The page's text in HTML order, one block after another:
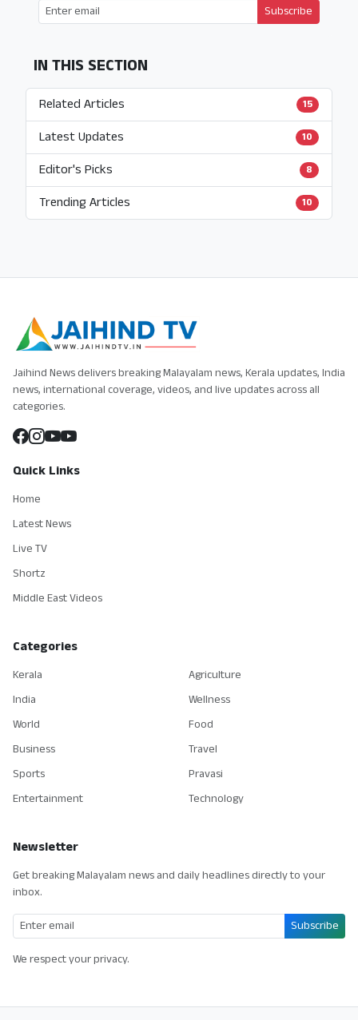
Subscribe
IN THIS SECTION
Related Articles 15
Latest Updates 10
Editor's Picks 8
Trending Articles 10
Jaihind News delivers breaking Malayalam news, Kerala updates, India
news, international coverage, videos, and live updates across all
categories.
Quick Links
Home
Latest News
Live TV
Shortz
Middle East Videos
Categories
Kerala
India
World
Business
Sports
Entertainment
Agriculture
Wellness
Food
Travel
Pravasi
Technology
Newsletter
Get breaking Malayalam news and daily headlines directly to your
inbox.
Subscribe
We respect your privacy.